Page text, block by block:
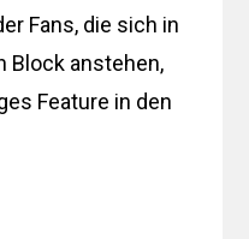
Fans, die sich in
Block anstehen,
Feature in den